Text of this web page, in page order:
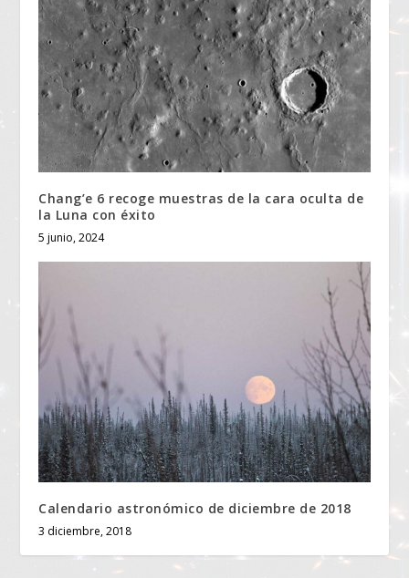
Chang’e 6 recoge muestras de la cara oculta de
la Luna con éxito
5 junio, 2024
Calendario astronómico de diciembre de 2018
3 diciembre, 2018